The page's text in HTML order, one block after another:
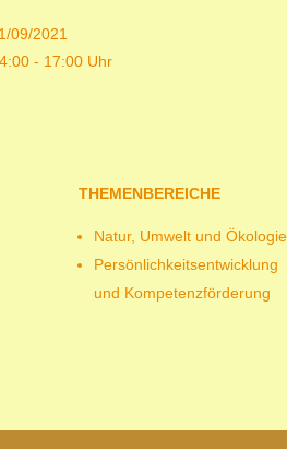
09/2021
- 17:00 Uhr
THEMENBEREICHE
Natur, Umwelt und Ökologie
Persönlichkeitsentwicklung
und Kompetenzförderung